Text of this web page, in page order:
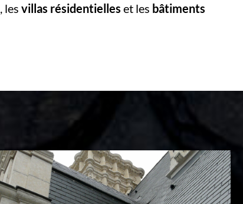
, lesvillas résidentielles et les bâtiments